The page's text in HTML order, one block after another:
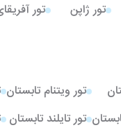
تور ژاپن
تور
تور ویتنام تابستان
تور تایلند تابستان